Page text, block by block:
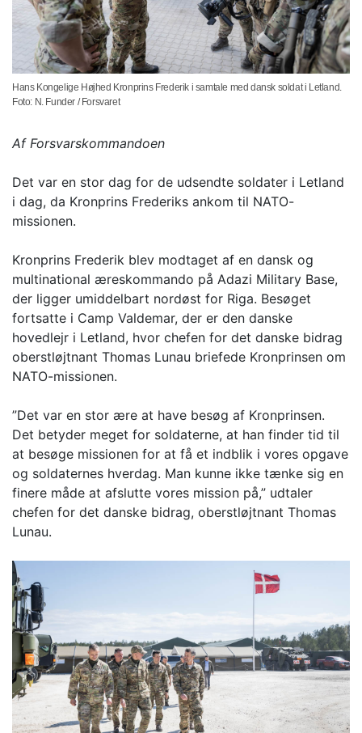
Hans Kongelige Højhed Kronprins Frederik i samtale med dansk soldat i Letland.
Foto: N. Funder / Forsvaret
Af Forsvarskommandoen
Det var en stor dag for de udsendte soldater i Letland
i dag, da Kronprins Frederiks ankom til NATO-
missionen.
Kronprins Frederik blev modtaget af en dansk og
multinational æreskommando på Adazi Military Base,
der ligger umiddelbart nordøst for Riga. Besøget
fortsatte i Camp Valdemar, der er den danske
hovedlejr i Letland, hvor chefen for det danske bidrag
oberstløjtnant Thomas Lunau briefede Kronprinsen om
NATO-missionen.
”Det var en stor ære at have besøg af Kronprinsen.
Det betyder meget for soldaterne, at han finder tid til
at besøge missionen for at få et indblik i vores opgave
og soldaternes hverdag. Man kunne ikke tænke sig en
finere måde at afslutte vores mission på,” udtaler
chefen for det danske bidrag, oberstløjtnant Thomas
Lunau.